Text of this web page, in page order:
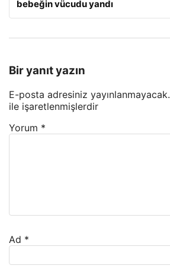
bebeğin vücudu yandı
Bir yanıt yazın
E-posta adresiniz yayınlanmayacak.
ile işaretlenmişlerdir
Yorum *
Ad *